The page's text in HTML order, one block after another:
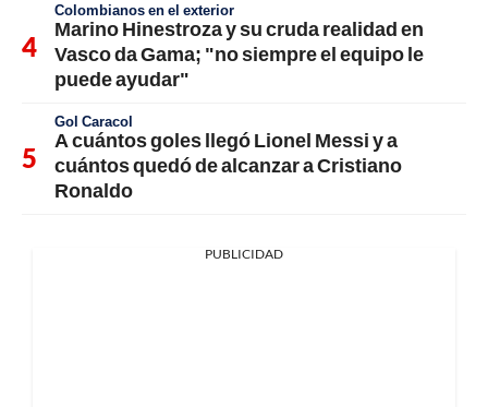
Colombianos en el exterior
Marino Hinestroza y su cruda realidad en
Vasco da Gama; "no siempre el equipo le
puede ayudar"
Gol Caracol
A cuántos goles llegó Lionel Messi y a
cuántos quedó de alcanzar a Cristiano
Ronaldo
PUBLICIDAD